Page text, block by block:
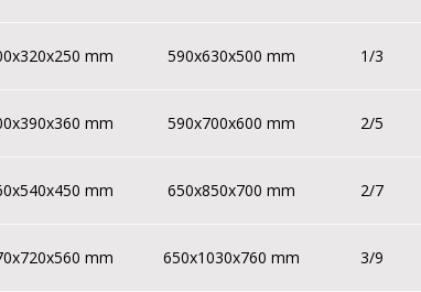
mm 590x630x500 mm 1/3
mm 590x700x600 mm 2/5
mm 650x850x700 mm 2/7
mm 650x1030x760 mm 3/9